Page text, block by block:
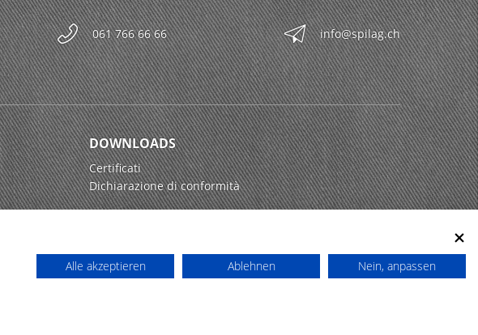
061 766 66 66 info@spilag.ch
DOWNLOADS
Certificati
Dichiarazione di conformità
Alle akzeptieren Ablehnen Nein, anpassen